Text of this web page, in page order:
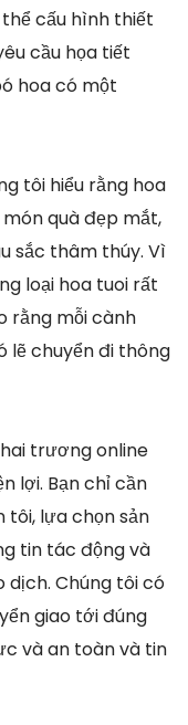
cấu hình thiết
cầu họa tiết
hoa có một
tôi hiểu rằng hoa
quà đẹp mắt,
sắc thâm thúy. Vì
loại hoa tuoi rất
rằng mỗi cành
lẽ chuyển đi thông
trương online
lợi. Bạn chỉ cần
lựa chọn sản
tin tác động và
dịch. Chúng tôi có
giao tới đúng
và an toàn và tin